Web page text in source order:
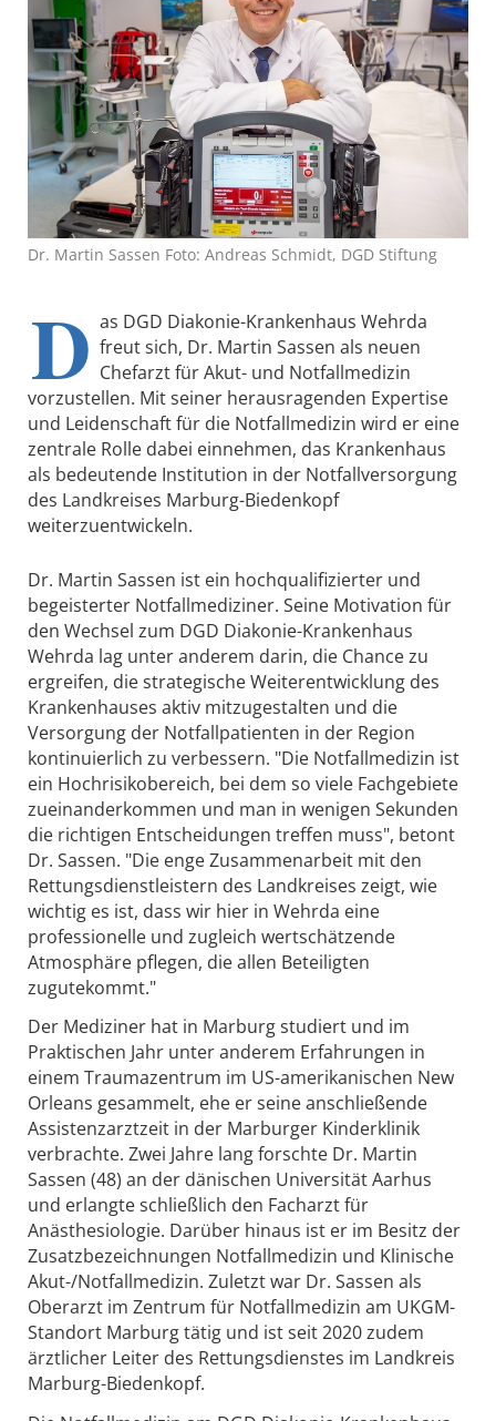
Dr. Martin Sassen Foto: Andreas Schmidt, DGD Stiftung
D as DGD Diakonie-Krankenhaus Wehrda
freut sich, Dr. Martin Sassen als neuen
Chefarzt für Akut- und Notfallmedizin
vorzustellen. Mit seiner herausragenden Expertise
und Leidenschaft für die Notfallmedizin wird er eine
zentrale Rolle dabei einnehmen, das Krankenhaus
als bedeutende Institution in der Notfallversorgung
des Landkreises Marburg-Biedenkopf
weiterzuentwickeln.
Dr. Martin Sassen ist ein hochqualifizierter und
begeisterter Notfallmediziner. Seine Motivation für
den Wechsel zum DGD Diakonie-Krankenhaus
Wehrda lag unter anderem darin, die Chance zu
ergreifen, die strategische Weiterentwicklung des
Krankenhauses aktiv mitzugestalten und die
Versorgung der Notfallpatienten in der Region
kontinuierlich zu verbessern. "Die Notfallmedizin ist
ein Hochrisikobereich, bei dem so viele Fachgebiete
zueinanderkommen und man in wenigen Sekunden
die richtigen Entscheidungen treffen muss", betont
Dr. Sassen. "Die enge Zusammenarbeit mit den
Rettungsdienstleistern des Landkreises zeigt, wie
wichtig es ist, dass wir hier in Wehrda eine
professionelle und zugleich wertschätzende
Atmosphäre pflegen, die allen Beteiligten
zugutekommt."
Der Mediziner hat in Marburg studiert und im
Praktischen Jahr unter anderem Erfahrungen in
einem Traumazentrum im US-amerikanischen New
Orleans gesammelt, ehe er seine anschließende
Assistenzarztzeit in der Marburger Kinderklinik
verbrachte. Zwei Jahre lang forschte Dr. Martin
Sassen (48) an der dänischen Universität Aarhus
und erlangte schließlich den Facharzt für
Anästhesiologie. Darüber hinaus ist er im Besitz der
Zusatzbezeichnungen Notfallmedizin und Klinische
Akut-/Notfallmedizin. Zuletzt war Dr. Sassen als
Oberarzt im Zentrum für Notfallmedizin am UKGM-
Standort Marburg tätig und ist seit 2020 zudem
ärztlicher Leiter des Rettungsdienstes im Landkreis
Marburg-Biedenkopf.